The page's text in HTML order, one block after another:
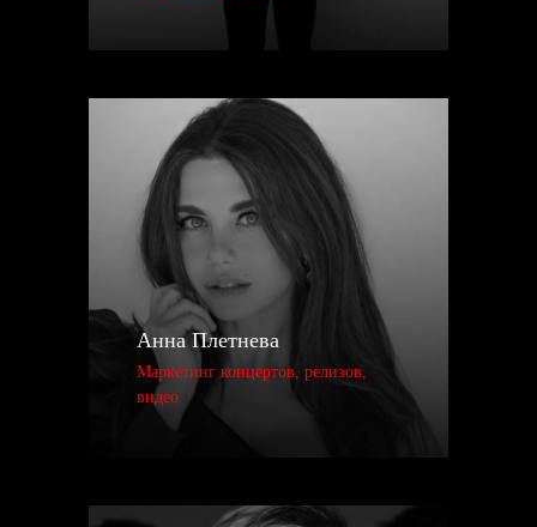
Анна Плетнева
Маркетинг концертов, релизов,
видео
ПОЧЕМУ СТОИТ ВЫБРАТЬ НАС
СОХРАНЯЕМ АВТОРСКИЕ